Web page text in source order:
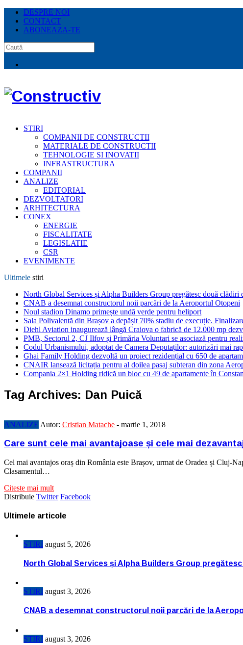
DESPRE NOI
CONTACT
ABONEAZA-TE
STIRI
COMPANII DE CONSTRUCTII
MATERIALE DE CONSTRUCTII
TEHNOLOGIE SI INOVATII
INFRASTRUCTURA
COMPANII
ANALIZE
EDITORIAL
DEZVOLTATORI
ARHITECTURA
CONEX
ENERGIE
FISCALITATE
LEGISLATIE
CSR
EVENIMENTE
Ultimele stiri
North Global Services și Alpha Builders Group pregătesc două clădiri
CNAB a desemnat constructorul noii parcări de la Aeroportul Otopeni
Noul stadion Dinamo primește undă verde pentru heliport
Sala Polivalentă din Brașov a depășit 70% stadiu de execuție.
Diehl Aviation inaugurează lângă Craiova o fabrică de 12.000 mp
PMB, Sectorul 2, CJ Ilfov și Primăria Voluntari se asociază pentru
Codul Urbanismului, adoptat de Camera Deputaților: autorizări mai
Ghai Family Holding dezvoltă un proiect rezidențial cu 650 de
CNAIR lansează licitația pentru al doilea pasaj subteran din zona
Compania 2×1 Holding ridică un bloc cu 49 de apartamente în
Tag Archives: Dan Puică
ANALIZE Autor: Cristian Matache - martie 1, 2018
Care sunt cele mai avantajoase și cele mai
Cel mai avantajos oraș din România este Brașov, urmat de Oradea și Cluj-
Clasamentul…
Citeste mai mult
Distribuie Twitter Facebook
Ultimele articole
STIRI august 5, 2026
North Global Services și Alpha Builders Group
STIRI august 3, 2026
CNAB a desemnat constructorul noii parcări de la
STIRI august 3, 2026